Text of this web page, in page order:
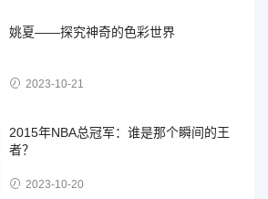
姚夏——探究神奇的色彩世界
2023-10-21
2015年NBA总冠军：谁是那个瞬间的王
者？
2023-10-20